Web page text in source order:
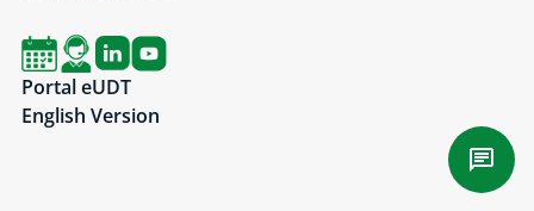
Portal eUDT
English Version
Czat